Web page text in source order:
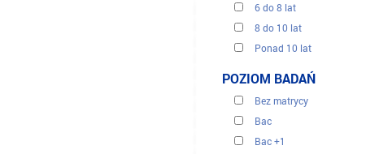
6 do 8 lat
8 do 10 lat
Ponad 10 lat
POZIOM BADAŃ
Bez matrycy
Bac
Bac +1